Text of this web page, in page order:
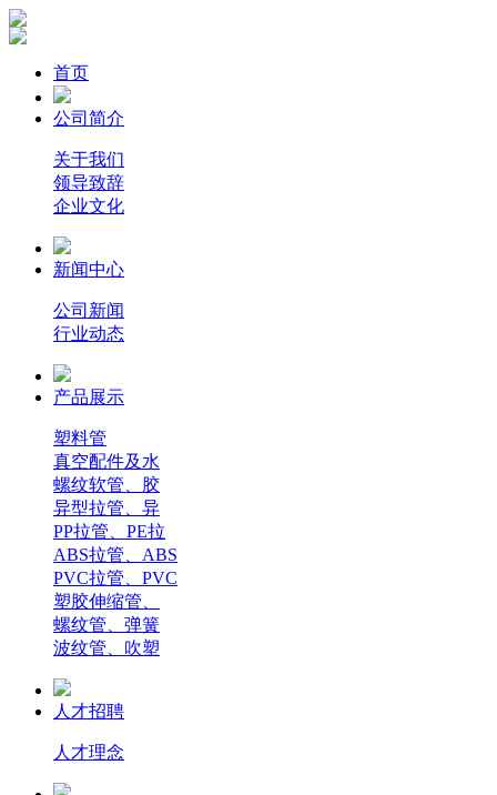
首页
公司简介
关于我们
领导致辞
企业文化
新闻中心
公司新闻
行业动态
产品展示
塑料管
真空配件及水
螺纹软管、胶
异型拉管、异
PP拉管、PE拉
ABS拉管、ABS
PVC拉管、PVC
塑胶伸缩管、
螺纹管、弹簧
波纹管、吹塑
人才招聘
人才理念